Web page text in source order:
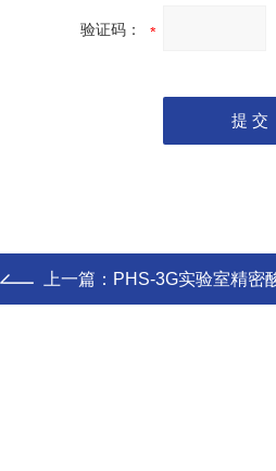
验证码：
上一篇： PHS-3G实验室精密